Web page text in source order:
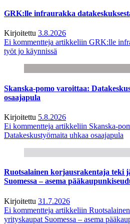
GRK:lle infraurakka
Kirjoitettu 3.8.2026
Ei kommentteja artikkeliin GRK:lle
työt jo käynnissä
Skanska-pomo varoittaa:
osaajapula
Kirjoitettu 5.8.2026
Ei kommentteja artikkeliin Skanska-
Datakeskustyömaita uhkaa osaajapula
Ruotsalainen korjausrakentaja teki
Suomessa – asema
Kirjoitettu 31.7.2026
Ei kommentteja artikkeliin
yrityskaupat Suomessa – asema